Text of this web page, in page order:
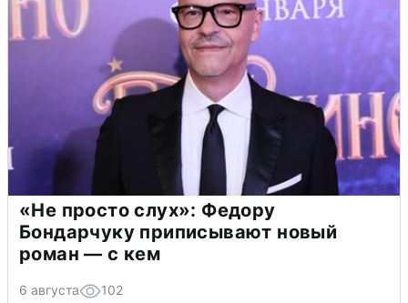
«Не просто слух»: Федору
Бондарчуку приписывают новый
роман — с кем
6 августа 102